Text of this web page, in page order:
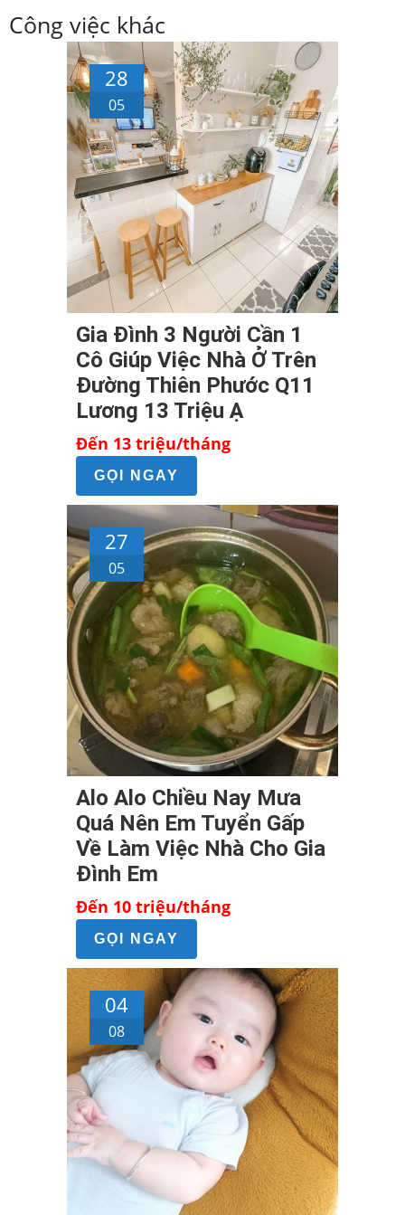
Công việc khác
28
05
Gia Đình 3 Người Cần 1
Cô Giúp Việc Nhà Ở Trên
Đường Thiên Phước Q11
Lương 13 Triệu Ạ
Đến 13 triệu/tháng
GỌI NGAY
27
05
Alo Alo Chiều Nay Mưa
Quá Nên Em Tuyển Gấp
Về Làm Việc Nhà Cho Gia
Đình Em
Đến 10 triệu/tháng
GỌI NGAY
04
08